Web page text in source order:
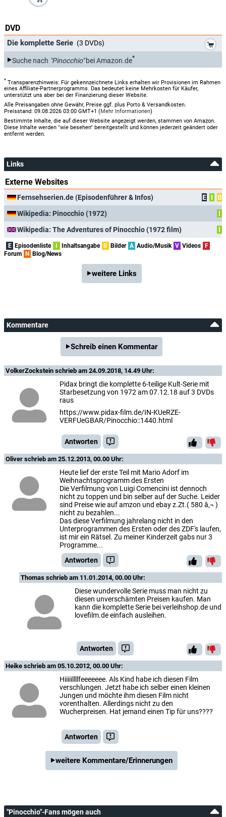
DVD
Die komplette Serie (3 DVDs)
Suche nach "Pinocchio"bei Amazon.de*
* Transparenzhinweis: Für gekennzeichnete Links erhalten wir Provisionen im Rahmen
eines Affiliate-Partnerprogramms. Das bedeutet keine Mehrkosten für Käufer,
unterstützt uns aber bei der Finanzierung dieser Website.
Alle Preisangaben ohne Gewähr, Preise ggf. plus Porto & Versandkosten.
Preisstand: 09.08.2026 03:00 GMT+1 (Mehr Informationen)
Bestimmte Inhalte, die auf dieser Website angezeigt werden, stammen von Amazon.
Diese Inhalte werden "wie besehen" bereitgestellt und können jederzeit geändert oder
entfernt werden.
Links
Externe Websites
Fernsehserien.de (Episodenführer & Infos) E I
B
Wikipedia: Pinocchio (1972)
I
Wikipedia: The Adventures of Pinocchio (1972 film)
I
E Episodenliste Inhaltsangabe B Bilder A Audio/Musik V Videos
F
Forum
N Blog/News
weitere Links
Kommentare
Schreib einen Kommentar
VolkerZockstein schrieb am 24.09.2018, 14.49 Uhr:
Pidax bringt die komplette 6-teilige Kult-Serie mit
Starbesetzung von 1972 am 07.12.18 auf 3 DVDs
raus
https://www.pidax-film.de/IN-KUeRZE-
VERFUeGBAR/Pinocchio::1440.html
Antworten
Oliver schrieb am 25.12.2013, 00.00 Uhr:
Heute lief der erste Teil mit Mario Adorf im
Weihnachtsprogramm des Ersten
Die Verfilmung von Luigi Comencini ist dennoch
nicht zu toppen und bin selber auf der Suche. Leider
sind Preise wie auf amzon und ebay z.Zt.( 580 â‚¬ )
nicht zu bezahlen...
Das diese Verfilmung jahrelang nicht in den
Unterprogrammen des Ersten oder des ZDF's laufen,
ist mir ein Rätsel. Zu meiner Kinderzeit gabs nur 3
Programme...
Antworten
Thomas schrieb am 11.01.2014, 00.00 Uhr:
Diese wundervolle Serie muss man nicht zu
diesen unverschämten Preisen kaufen. Man
kann die komplette Serie bei verleihshop.de und
lovefilm.de einfach ausleihen.
Antworten
Heike schrieb am 05.10.2012, 00.00 Uhr:
Hiiiiillllfeeeeeee. Als Kind habe ich diesen Film
verschlungen. Jetzt habe ich selber einen kleinen
Jungen und möchte ihm diesen Film nicht
vorenthalten. Allerdings nicht zu den
Wucherpreisen. Hat jemand einen Tip für uns????
Antworten
weitere Kommentare/Erinnerungen
"Pinocchio"-Fans mögen auch